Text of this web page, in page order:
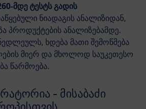
მდე ტესტს გადის
ნიადაგის ანალიზიდან,
პროდუქტების ანალიზებამდე.
ხდება მათი შემოწმება
მიერ და მხოლოდ საუკეთესო
წარმოება.
- მისაბაძი